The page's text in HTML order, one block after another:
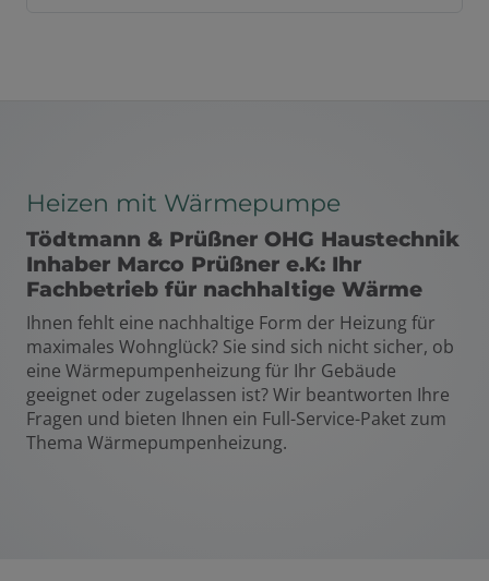
Heizen mit Wärmepumpe
Tödtmann & Prüßner OHG Haustechnik
Inhaber Marco Prüßner e.K: Ihr
Fachbetrieb für nachhaltige Wärme
Ihnen fehlt eine nachhaltige Form der Heizung für
maximales Wohnglück? Sie sind sich nicht sicher, ob
eine Wärmepumpenheizung für Ihr Gebäude
geeignet oder zugelassen ist? Wir beantworten Ihre
Fragen und bieten Ihnen ein Full-Service-Paket zum
Thema Wärmepumpenheizung.